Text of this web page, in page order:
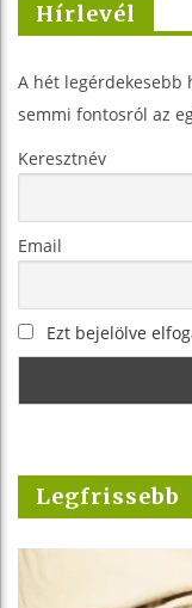
Hírlevél
A hét legérdekesebb
semmi fontosról az
Keresztnév
Email
Ezt bejelölve
Legfrissebb